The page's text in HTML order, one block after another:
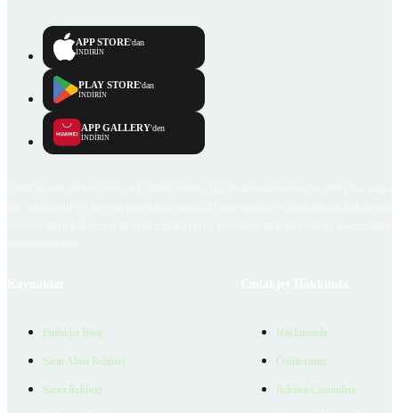
APP STORE'dan
İNDİRİN
PLAY STORE'dan
İNDİRİN
APP GALLERY'den
İNDİRİN
Emlakjet Blog
Satın Alma Rehberi
Satıcı Rehberi
Hakkımızda
Ödüllerimiz
Reklam Çözümleri